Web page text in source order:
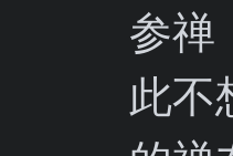
参禅
此不